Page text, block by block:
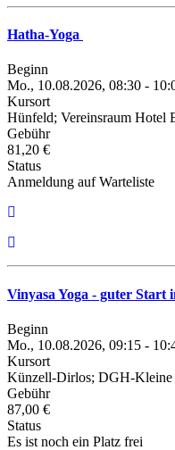
Hatha-Yoga
Beginn
Mo., 10.08.2026, 08:30 -
Kursort
Hünfeld; Vereinsraum Hotel
Gebühr
81,20 €
Status
Anmeldung auf Warteliste
Vinyasa Yoga - guter Start
Beginn
Mo., 10.08.2026, 09:15 -
Kursort
Künzell-Dirlos; DGH-Kleine
Gebühr
87,00 €
Status
Es ist noch ein Platz frei